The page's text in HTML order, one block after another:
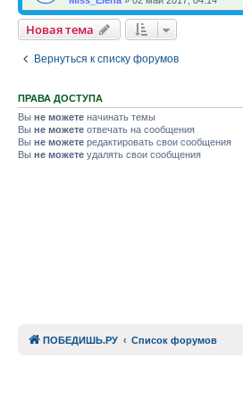
Новая тема
Вернуться к списку форумов
ПРАВА ДОСТУПА
Вы не можете начинать темы
Вы не можете отвечать на сообщения
Вы не можете редактировать свои сообщения
Вы не можете удалять свои сообщения
ПОБЕДИШЬ.РУ Список форумов